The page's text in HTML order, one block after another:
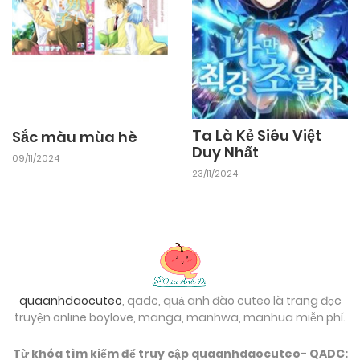
Chapter 1 13/10/2024
Sắc màu mùa hè
09/11/2024
Ta Là Kẻ Siêu Việt
Duy Nhất
23/11/2024
quaanhdaocuteo, qadc, quả anh đào cuteo là trang đọc
truyện online boylove, manga, manhwa, manhua miễn phí.
Từ khóa tìm kiếm để truy cập quaanhdaocuteo- QADC: